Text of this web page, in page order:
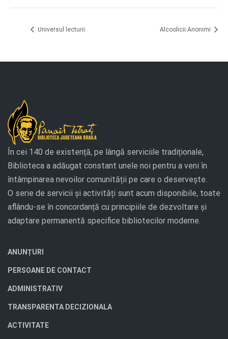
Universul lecturii Alcoolicii Anonimi
În cei 140 de existență, pe lângă serviciile tradiționale,
Biblioteca a adăugat constant unele noi pentru a veni în
întâmpinarea nevoilor comunității pe care o deservește.
O serie de servicii și activități sunt acum disponibile, toate
aflându-se în concordanță cu principiile de dezvoltare și
adaptare permanentă specifice bibliotecilor moderne.
ANUNȚURI
PERSOANE DE CONTACT
ADMINISTRATIV
TRANSPARENTA DECIZIONALA
ACTIVITATE